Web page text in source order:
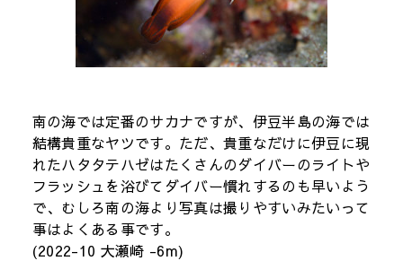
南の海では定番のサカナですが、伊豆半島の海では
結構貴重なヤツです。ただ、貴重なだけに伊豆に現
れたハタタテハゼはたくさんのダイバーのライトや
フラッシュを浴びてダイバー慣れするのも早いよう
で、むしろ南の海より写真は撮りやすいみたいって
事はよくある事です。
(2022-10 大瀬崎 -6m)